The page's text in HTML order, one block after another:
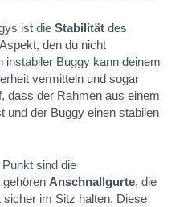
ist dieStabilität des
den du nicht
instabiler Buggy kann deinem
vermitteln und sogar
dass der Rahmen aus einem
und der Buggy einen stabilen
sind die
gehörenAnschnallgurte, die
sicher im Sitz halten. Diese